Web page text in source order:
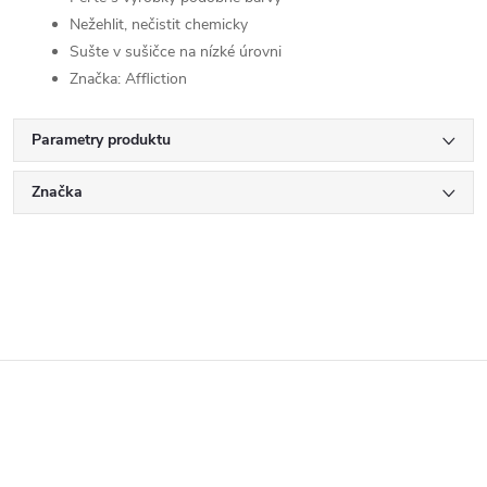
Nežehlit, nečistit chemicky
Sušte v sušičce na nízké úrovni
Značka: Affliction
Parametry produktu
Značka